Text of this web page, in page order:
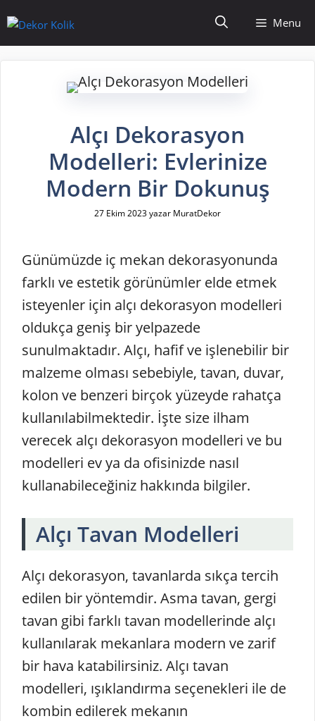
atla
Menu
Alçı Dekorasyon
Modelleri: Evlerinize
Modern Bir Dokunuş
27 Ekim 2023yazar MuratDekor
Günümüzde iç mekan dekorasyonunda
farklı ve estetik görünümler elde etmek
isteyenler için alçı dekorasyon modelleri
oldukça geniş bir yelpazede
sunulmaktadır. Alçı, hafif ve işlenebilir bir
malzeme olması sebebiyle, tavan, duvar,
kolon ve benzeri birçok yüzeyde rahatça
kullanılabilmektedir. İşte size ilham
verecek alçı dekorasyon modelleri ve bu
modelleri ev ya da ofisinizde nasıl
kullanabileceğiniz hakkında bilgiler.
Alçı Tavan Modelleri
Alçı dekorasyon, tavanlarda sıkça tercih
edilen bir yöntemdir. Asma tavan, gergi
tavan gibi farklı tavan modellerinde alçı
kullanılarak mekanlara modern ve zarif
bir hava katabilirsiniz. Alçı tavan
modelleri, ışıklandırma seçenekleri ile de
kombin edilerek mekanın